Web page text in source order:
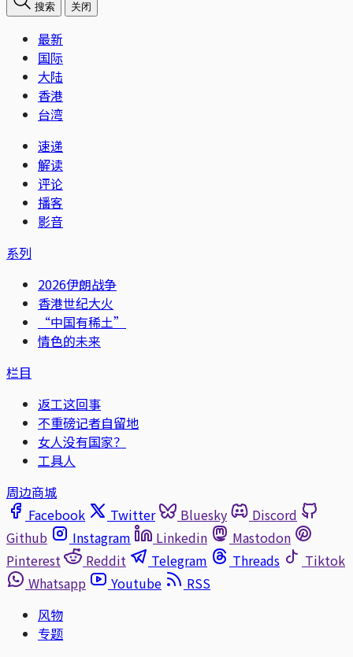
搜索 关闭
最新
国际
大陆
香港
台湾
速递
解读
评论
播客
影音
系列
2026伊朗战争
香港世纪大火
“中国有稀土”
情色的未来
栏目
返工这回事
不重磅记者自留地
女人没有国家？
工具人
周边商城
Facebook
Twitter Bluesky
Discord
Github
Instagram Linkedin
Mastodon
Pinterest
Reddit Telegram Threads
Tiktok
Whatsapp
Youtube
RSS
风物
专题